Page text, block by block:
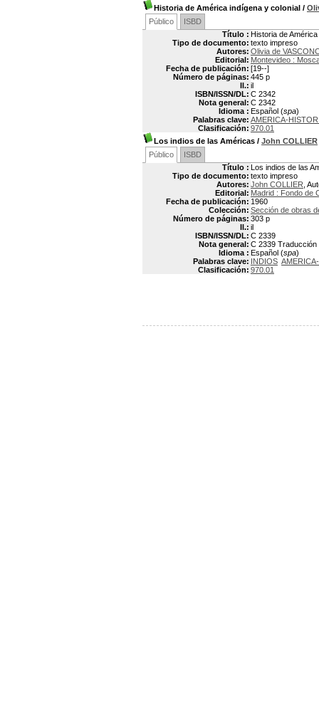
Historia de América indígena y colonial /
Público
ISBD
Título : Historia de
Tipo de documento: texto impreso
Autores: Olivia de
Editorial: Montevideo :
Fecha de publicación: [19--]
Número de páginas: 445 p
Il.: il
ISBN/ISSN/DL: C 2342
Nota general: C 2342
Idioma : Español (spa)
Palabras clave: AMERICA-
Clasificación: 970.01
Los indios de las Américas / John COLLIER
Público
ISBD
Título : Los indios de las
Tipo de documento: texto impreso
Autores: John COLLIER ,
Editorial: Madrid : Fondo de
Fecha de publicación: 1960
Colección: Sección de obras
Número de páginas: 303 p
Il.: il
ISBN/ISSN/DL: C 2339
Nota general: C 2339 Traducción
Idioma : Español (spa)
Palabras clave: INDIOS
Clasificación: 970.01